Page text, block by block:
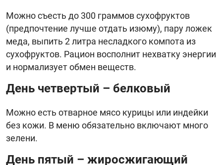
Можно съесть до 300 граммов сухофруктов
(предпочтение лучше отдать изюму), пару ложек
меда, выпить 2 литра несладкого компота из
сухофруктов. Рацион восполнит нехватку энергии
и нормализует обмен веществ.
День четвертый – белковый
Можно есть отварное мясо курицы или индейки
без кожи. В меню обязательно включают много
зелени.
День пятый – жиросжигающий